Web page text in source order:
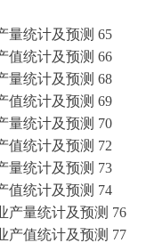
量统计及预测 65
值统计及预测 66
量统计及预测 68
值统计及预测 69
量统计及预测 70
值统计及预测 72
量统计及预测 73
值统计及预测 74
产量统计及预测 76
产值统计及预测 77